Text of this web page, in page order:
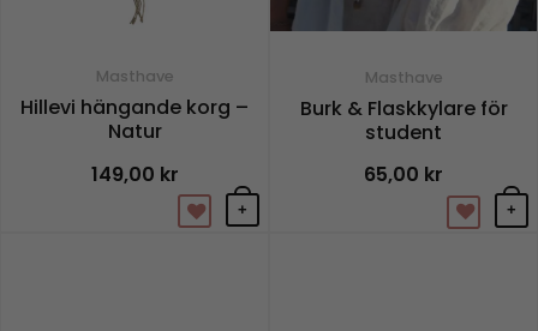
Masthave
Hillevi hängande korg –
Natur
149,00 kr
+
Masthave
Burk & Flaskkylare för
student
65,00 kr
+